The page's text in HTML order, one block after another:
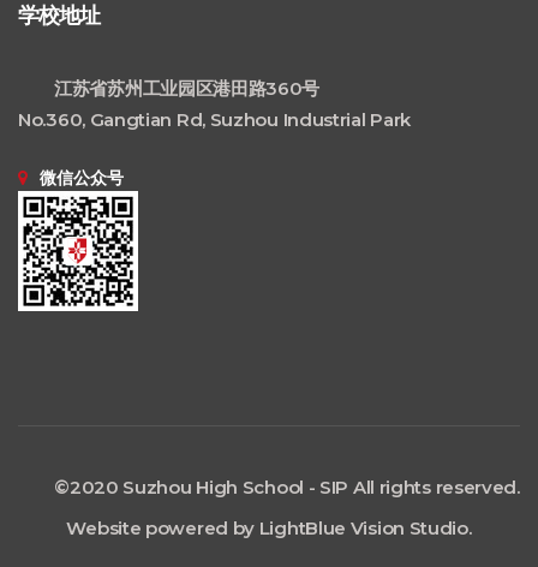
学校地址
江苏省苏州工业园区港田路360号
No.360, Gangtian Rd, Suzhou Industrial Park
微信公众号
©2020 Suzhou High School - SIP All rights reserved.
Website powered by LightBlue Vision Studio.